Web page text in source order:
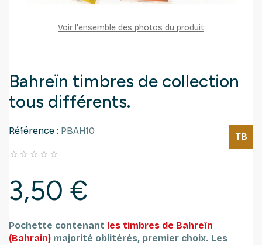
Voir l'ensemble des photos du produit
Bahreïn timbres de collection
tous différents.
Référence : PBAH10
TB
    
3,50 €
Pochette contenant les timbres de Bahreïn
(Bahrain) majorité oblitérés, premier choix. Les